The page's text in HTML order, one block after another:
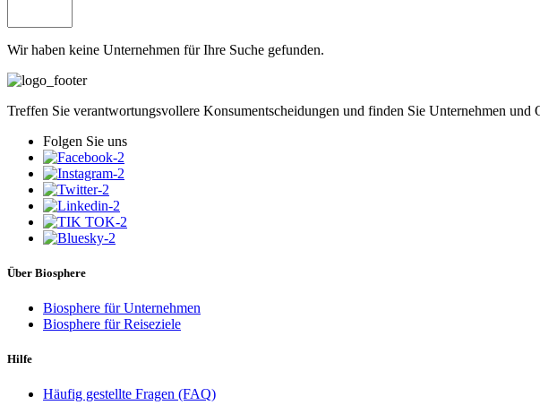
Wir haben keine Unternehmen für Ihre Suche gefunden.
Treffen Sie verantwortungsvollere Konsumentscheidungen und finden Sie Unternehmen
Folgen Sie uns
Über Biosphere
Biosphere für Unternehmen
Biosphere für Reiseziele
Hilfe
Häufig gestellte Fragen (FAQ)